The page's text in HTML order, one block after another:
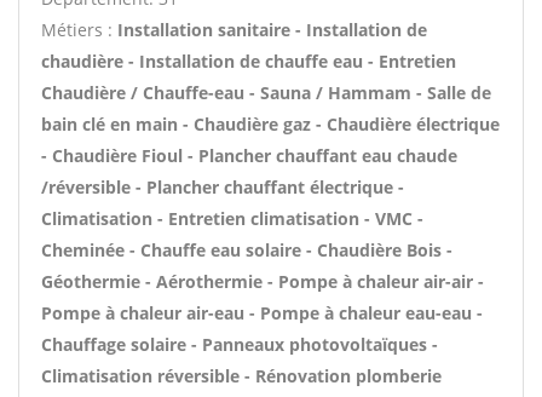
Métiers : Installation sanitaire - Installation de
chaudière - Installation de chauffe eau - Entretien
Chaudière / Chauffe-eau - Sauna / Hammam - Salle de
bain clé en main - Chaudière gaz - Chaudière électrique
- Chaudière Fioul - Plancher chauffant eau chaude
/réversible - Plancher chauffant électrique -
Climatisation - Entretien climatisation - VMC -
Cheminée - Chauffe eau solaire - Chaudière Bois -
Géothermie - Aérothermie - Pompe à chaleur air-air -
Pompe à chaleur air-eau - Pompe à chaleur eau-eau -
Chauffage solaire - Panneaux photovoltaïques -
Climatisation réversible - Rénovation plomberie